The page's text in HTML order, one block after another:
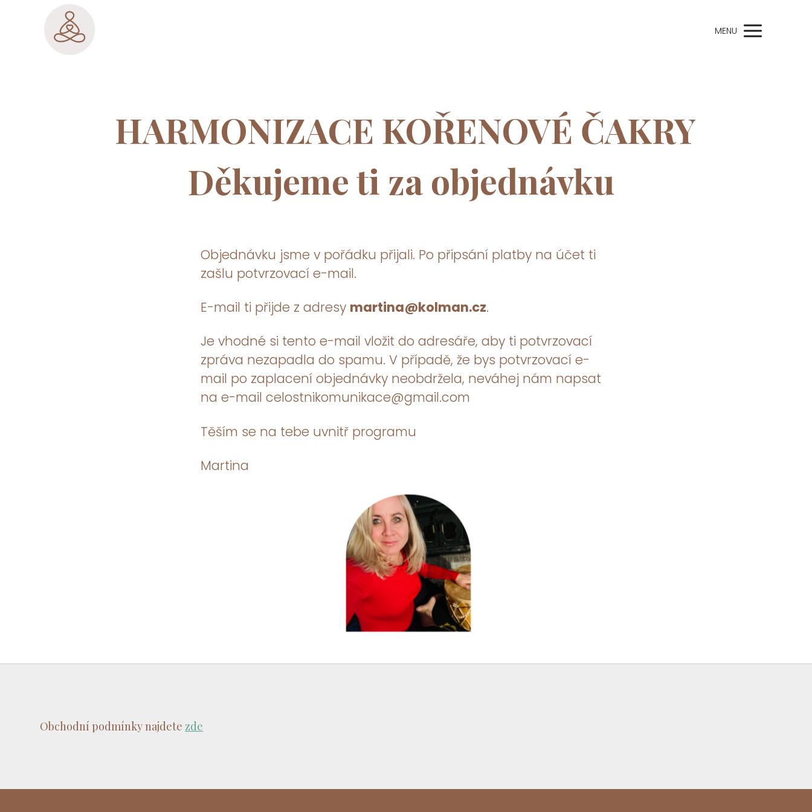
MENU
HARMONIZACE KOŘENOVÉ ČAKRY
Děkujeme ti za objednávku
Objednávku jsme v pořádku přijali. Po připsání platby na účet ti
zašlu potvrzovací e-mail.
E-mail ti přijde z adresy martina@kolman.cz.
Je vhodné si tento e-mail vložit do adresáře, aby ti potvrzovací
zpráva nezapadla do spamu. V případě, že bys potvrzovací e-
mail po zaplacení objednávky neobdržela, neváhej nám napsat
na e-mail celostnikomunikace@gmail.com
Těším se na tebe uvnitř programu
Martina
Obchodní podmínky najdete zde